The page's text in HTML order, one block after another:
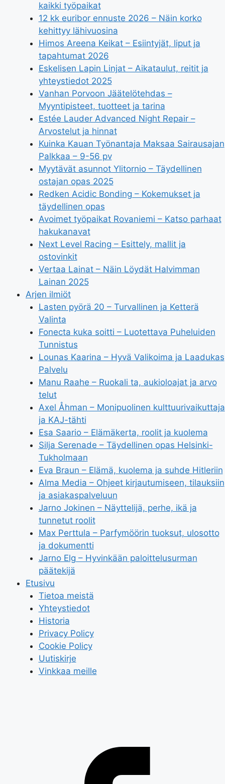
kaikki työpaikat
12 kk euribor ennuste 2026 – Näin korko
kehittyy lähivuosina
Himos Areena Keikat – Esiintyjät, liput ja
tapahtumat 2026
Eskelisen Lapin Linjat – Aikataulut, reitit ja
yhteystiedot 2025
Vanhan Porvoon Jäätelötehdas –
Myyntipisteet, tuotteet ja tarina
Estée Lauder Advanced Night Repair –
Arvostelut ja hinnat
Kuinka Kauan Työnantaja Maksaa Sairausajan
Palkkaa – 9-56 pv
Myytävät asunnot Ylitornio – Täydellinen
ostajan opas 2025
Redken Acidic Bonding – Kokemukset ja
täydellinen opas
Avoimet työpaikat Rovaniemi – Katso parhaat
hakukanavat
Next Level Racing – Esittely, mallit ja
ostovinkit
Vertaa Lainat – Näin Löydät Halvimman
Lainan 2025
Arjen ilmiöt
Lasten pyörä 20 – Turvallinen ja Ketterä
Valinta
Fonecta kuka soitti – Luotettava Puheluiden
Tunnistus
Lounas Kaarina – Hyvä Valikoima ja Laadukas
Palvelu
Manu Raahe – Ruokali ta, aukioloajat ja arvo
telut
Axel Åhman – Monipuolinen kulttuurivaikuttaja
ja KAJ-tähti
Esa Saario – Elämäkerta, roolit ja kuolema
Silja Serenade – Täydellinen opas Helsinki-
Tukholmaan
Eva Braun – Elämä, kuolema ja suhde Hitleriin
Alma Media – Ohjeet kirjautumiseen, tilauksiin
ja asiakaspalveluun
Jarno Jokinen – Näyttelijä, perhe, ikä ja
tunnetut roolit
Max Perttula – Parfymöörin tuoksut, ulosotto
ja dokumentti
Jarno Elg – Hyvinkään paloittelusurman
päätekijä
Etusivu
Tietoa meistä
Yhteystiedot
Historia
Privacy Policy
Cookie Policy
Uutiskirje
Vinkkaa meille